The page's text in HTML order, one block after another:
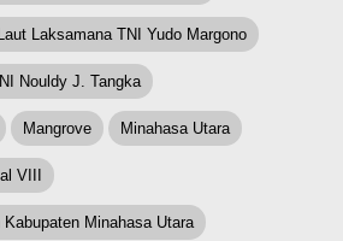
Laksamana TNI Yudo Margono
Nouldy J. Tangka
Mangrove Minahasa Utara
VIII
Minahasa Utara